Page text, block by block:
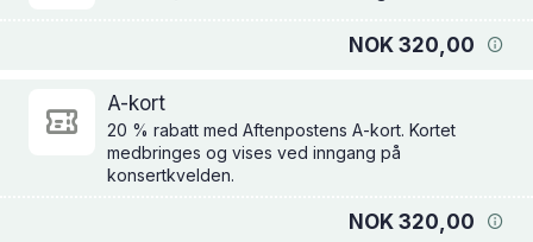
NOK 320,00
A-kort
20 % rabatt med Aftenpostens A-kort. Kortet
medbringes og vises ved inngang på
konsertkvelden.
NOK 320,00